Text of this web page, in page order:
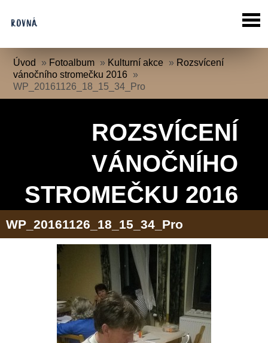
Úvod » Fotoalbum » Kulturní akce » Rozsvícení
vánočního stromečku 2016 »
WP_20161126_18_15_34_Pro
ROZSVÍCENÍ
VÁNOČNÍHO
STROMEČKU 2016
WP_20161126_18_15_34_Pro